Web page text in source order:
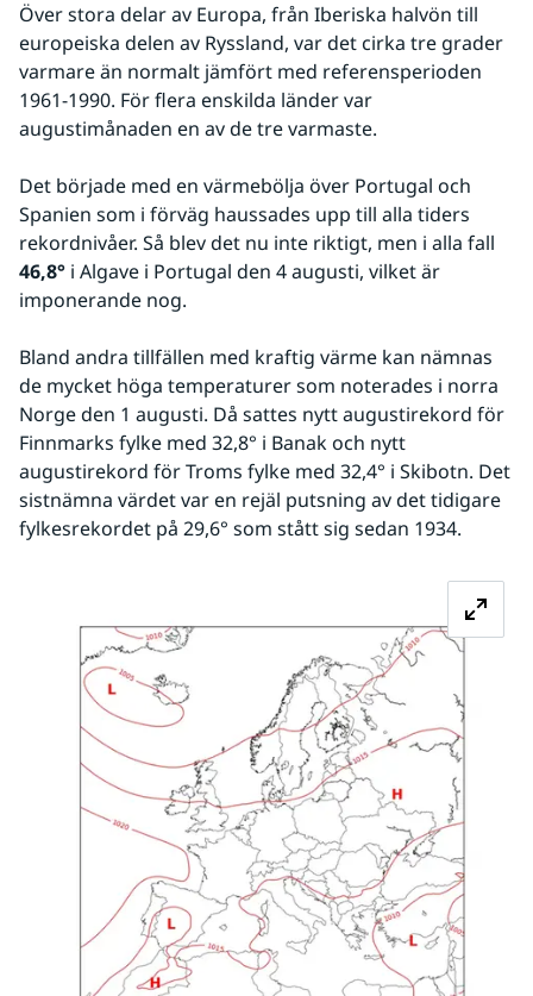
Över stora delar av Europa, från Iberiska halvön till
europeiska delen av Ryssland, var det cirka tre grader
varmare än normalt jämfört med referensperioden
1961-1990. För flera enskilda länder var
augustimånaden en av de tre varmaste.
Det började med en värmebölja över Portugal och
Spanien som i förväg haussades upp till alla tiders
46,8° i Algave i Portugal den 4 augusti, vilket är
imponerande nog.
Bland andra tillfällen med kraftig värme kan nämnas
de mycket höga temperaturer som noterades i norra
Norge den 1 augusti. Då sattes nytt augustirekord för
Finnmarks fylke med 32,8° i Banak och nytt
augustirekord för Troms fylke med 32,4° i Skibotn. Det
sistnämna värdet var en rejäl putsning av det tidigare
fylkesrekordet på 29,6° som stått sig sedan 1934.